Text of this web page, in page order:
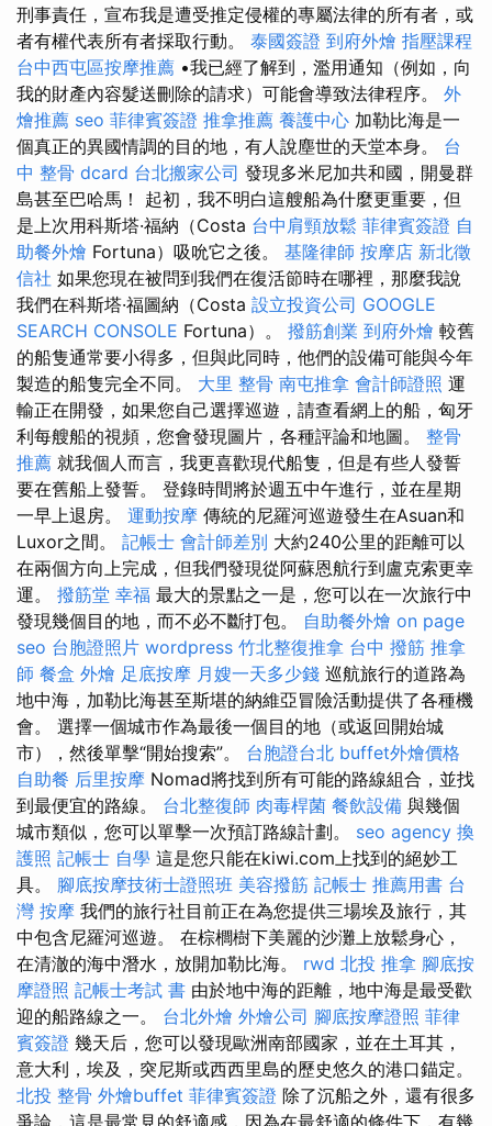
刑事責任，宣布我是遭受推定侵權的專屬法律的所有者，或
者有權代表所有者採取行動。 泰國簽證 到府外燴 指壓課程
台中西屯區按摩推薦 •我已經了解到，濫用通知（例如，向
我的財產內容髮送刪除的請求）可能會導致法律程序。 外
燴推薦 seo 菲律賓簽證 推拿推薦 養護中心 加勒比海是一
個真正的異國情調的目的地，有人說塵世的天堂本身。 台
中 整骨 dcard 台北搬家公司 發現多米尼加共和國，開曼群
島甚至巴哈馬！ 起初，我不明白這艘船為什麼更重要，但
是上次用科斯塔·福納（Costa 台中肩頸放鬆 菲律賓簽證 自
助餐外燴 Fortuna）吸吮它之後。 基隆律師 按摩店 新北徵
信社 如果您現在被問到我們在復活節時在哪裡，那麼我說
我們在科斯塔·福圖納（Costa 設立投資公司 GOOGLE
SEARCH CONSOLE Fortuna）。 撥筋創業 到府外燴 較舊
的船隻通常要小得多，但與此同時，他們的設備可能與今年
製造的船隻完全不同。 大里 整骨 南屯推拿 會計師證照 運
輸正在開發，如果您自己選擇巡遊，請查看網上的船，匈牙
利每艘船的視頻，您會發現圖片，各種評論和地圖。 整骨
推薦 就我個人而言，我更喜歡現代船隻，但是有些人發誓
要在舊船上發誓。 登錄時間將於週五中午進行，並在星期
一早上退房。 運動按摩 傳統的尼羅河巡遊發生在Asuan和
Luxor之間。 記帳士 會計師差別 大約240公里的距離可以
在兩個方向上完成，但我們發現從阿蘇恩航行到盧克索更幸
運。 撥筋堂 幸福 最大的景點之一是，您可以在一次旅行中
發現幾個目的地，而不必不斷打包。 自助餐外燴 on page
seo 台胞證照片 wordpress 竹北整復推拿 台中 撥筋 推拿
師 餐盒 外燴 足底按摩 月嫂一天多少錢 巡航旅行的道路為
地中海，加勒比海甚至斯堪的納維亞冒險活動提供了各種機
會。 選擇一個城市作為最後一個目的地（或返回開始城
市），然後單擊“開始搜索”。 台胞證台北 buffet外燴價格
自助餐 后里按摩 Nomad將找到所有可能的路線組合，並找
到最便宜的路線。 台北整復師 肉毒桿菌 餐飲設備 與幾個
城市類似，您可以單擊一次預訂路線計劃。 seo agency 換
護照 記帳士 自學 這是您只能在kiwi.com上找到的絕妙工
具。 腳底按摩技術士證照班 美容撥筋 記帳士 推薦用書 台
灣 按摩 我們的旅行社目前正在為您提供三場埃及旅行，其
中包含尼羅河巡遊。 在棕櫚樹下美麗的沙灘上放鬆身心，
在清澈的海中潛水，放開加勒比海。 rwd 北投 推拿 腳底按
摩證照 記帳士考試 書 由於地中海的距離，地中海是最受歡
迎的船路線之一。 台北外燴 外燴公司 腳底按摩證照 菲律
賓簽證 幾天后，您可以發現歐洲南部國家，並在土耳其，
意大利，埃及，突尼斯或西西里島的歷史悠久的港口錨定。
北投 整骨 外燴buffet 菲律賓簽證 除了沉船之外，還有很多
爭論，這是最常見的舒適感，因為在最舒適的條件下，有幾